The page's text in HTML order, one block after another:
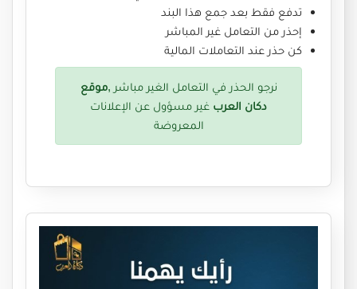
تدفع فقط بعد جمع هذا البند
إحذر من التعامل غير المباشر
كن حذر عند التعاملات المالية
نرجو الحذر في التعامل الغير مباشر ,موقع
دكان العربغير مسؤول عن الإعلانات
المعروضة